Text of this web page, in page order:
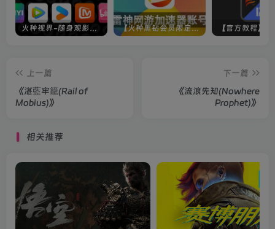
火种视界-随身观影神器（完美适配手机端） 【火种黑钻会员限定】雷神加速器账号
上一篇
《湛藍牢籠(Rail of
Mobius)》
下一篇
《流浪先知(Nowhere
Prophet)》
相关推荐